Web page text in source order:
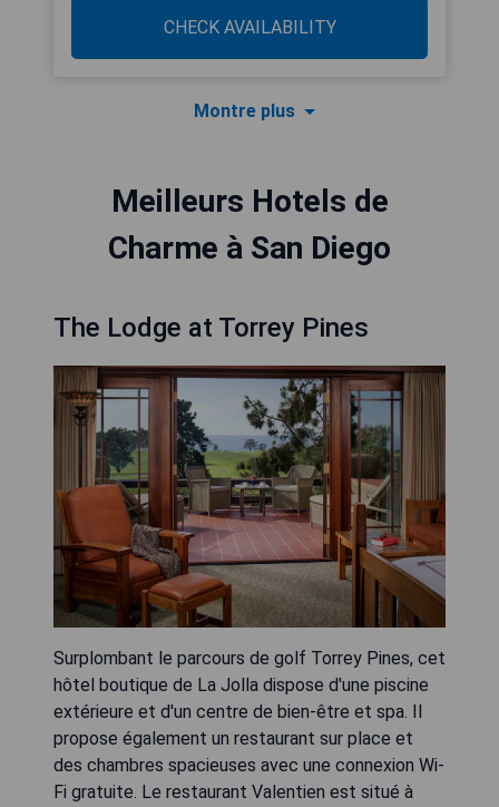
CHECK AVAILABILITY
Montre plus
Meilleurs Hotels de
Charme à San Diego
The Lodge at Torrey Pines
Surplombant le parcours de golf Torrey Pines, cet
hôtel boutique de La Jolla dispose d'une piscine
extérieure et d'un centre de bien-être et spa. Il
propose également un restaurant sur place et
des chambres spacieuses avec une connexion Wi-
Fi gratuite. Le restaurant Valentien est situé à